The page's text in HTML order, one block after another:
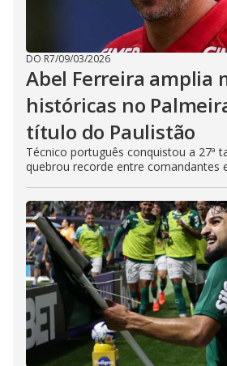
DO R7/09/03/2026
Abel Ferreira amplia
históricas no
título do Paulistão
Técnico português conquistou a 27ª
quebrou recorde entre comandantes